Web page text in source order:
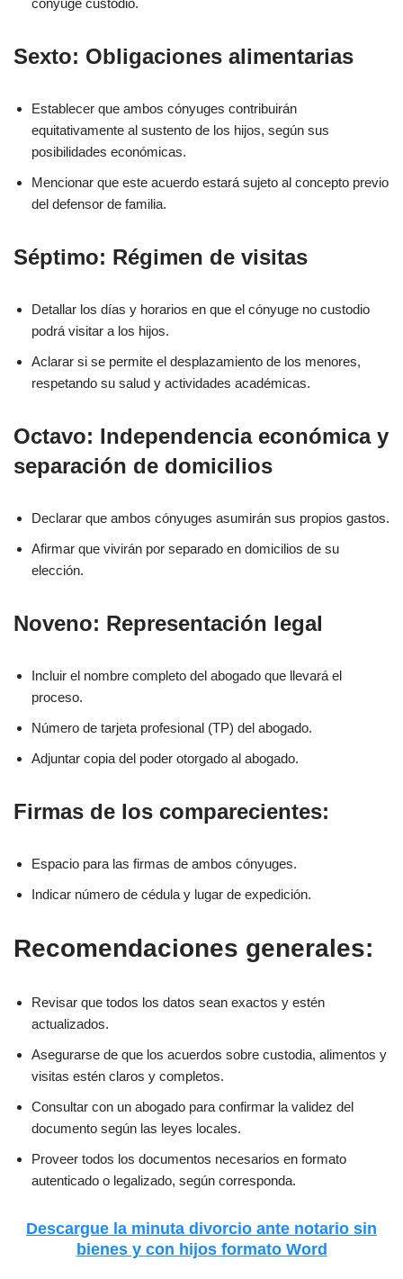
cónyuge custodio.
Sexto: Obligaciones alimentarias
Establecer que ambos cónyuges contribuirán
equitativamente al sustento de los hijos, según sus
posibilidades económicas.
Mencionar que este acuerdo estará sujeto al concepto previo
del defensor de familia.
Séptimo: Régimen de visitas
Detallar los días y horarios en que el cónyuge no custodio
podrá visitar a los hijos.
Aclarar si se permite el desplazamiento de los menores,
respetando su salud y actividades académicas.
Octavo: Independencia económica y
separación de domicilios
Declarar que ambos cónyuges asumirán sus propios gastos.
Afirmar que vivirán por separado en domicilios de su
elección.
Noveno: Representación legal
Incluir el nombre completo del abogado que llevará el
proceso.
Número de tarjeta profesional (TP) del abogado.
Adjuntar copia del poder otorgado al abogado.
Firmas de los comparecientes:
Espacio para las firmas de ambos cónyuges.
Indicar número de cédula y lugar de expedición.
Recomendaciones generales:
Revisar que todos los datos sean exactos y estén
actualizados.
Asegurarse de que los acuerdos sobre custodia, alimentos y
visitas estén claros y completos.
Consultar con un abogado para confirmar la validez del
documento según las leyes locales.
Proveer todos los documentos necesarios en formato
autenticado o legalizado, según corresponda.
Descargue la minuta divorcio ante notario sin
bienes y con hijos formato Word